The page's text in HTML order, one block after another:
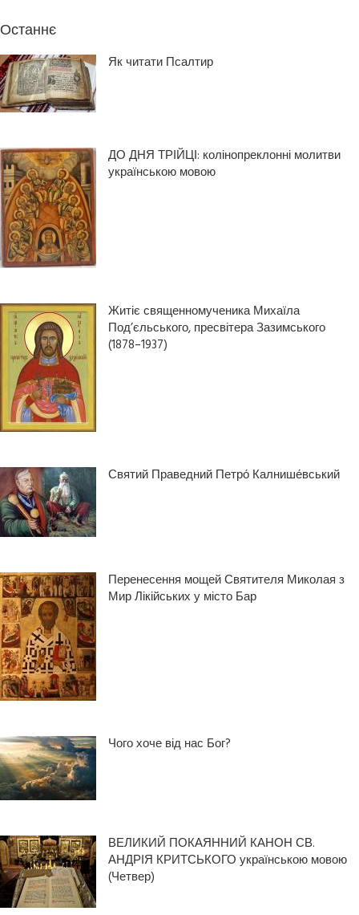
Останнє
Як читати Псалтир
ДО ДНЯ ТРІЙЦІ: колінопреклонні молитви
українською мовою
Житіє священномученика Михаїла
Под’єльського, пресвітера Зазимського
(1878–1937)
Святий Праведний Петро́ Калнише́вський
Перенесення мощей Святителя Миколая з
Мир Лікійських у місто Бар
Чого хоче від нас Бог?
ВЕЛИКИЙ ПОКАЯННИЙ КАНОН СВ.
АНДРІЯ КРИТСЬКОГО українською мовою
(Четвер)